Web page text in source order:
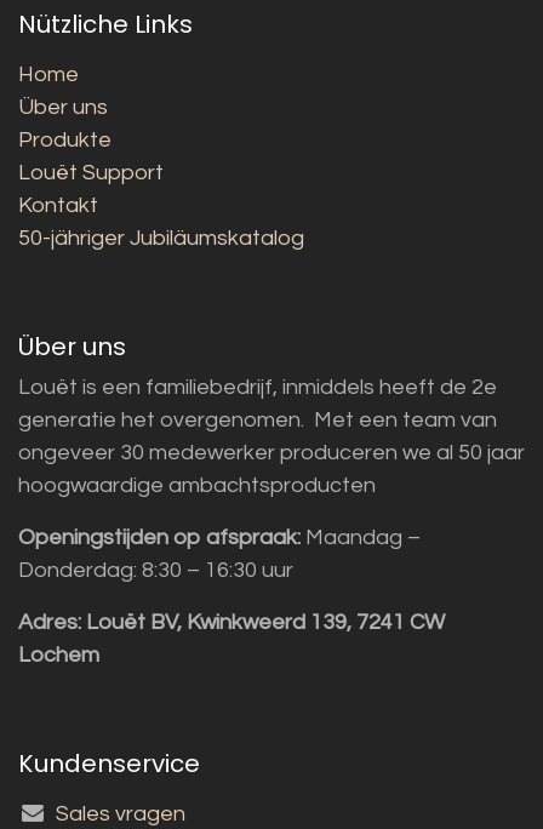
Nützliche Links
Home
Über uns
Produkte
Louët Support
Kontakt
50-jähriger Jubiläumskatalog
Über uns
Louët is een familiebedrijf, inmiddels heeft de 2e
generatie het overgenomen. Met een team van
ongeveer 30 medewerker produceren we al 50 jaar
hoogwaardige ambachtsproducten
Openingstijden op afspraak: Maandag –
Donderdag: 8:30 – 16:30 uur
Adres: Louët BV, Kwinkweerd 139, 7241 CW
Lochem
Kundenservice
Sales vragen